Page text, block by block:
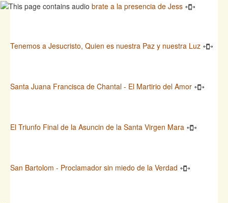
brate a la presencia de Jess
Tenemos a Jesucristo, Quien es nuestra Paz y nuestra Luz
Santa Juana Francisca de Chantal - El Martirio del Amor
El Triunfo Final de la Asuncin de la Santa Virgen Mara
San Bartolom - Proclamador sin miedo de la Verdad